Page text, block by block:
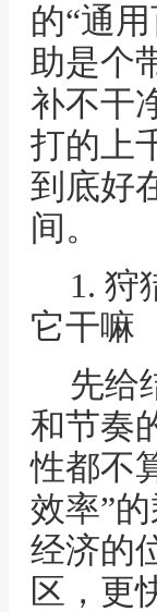
的“通
助是个
补不干
打的上
到底好
间。
1. 狩
它干嘛
先给
和节奏
性都不
效率”
经济的
区，更